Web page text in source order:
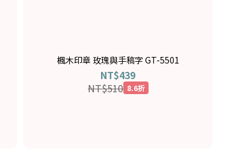
楓木印章 玫瑰與手稿字 GT-5501
NT$439
NT$510 8.6折